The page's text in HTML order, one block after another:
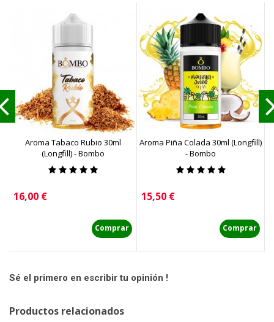
Aroma Tabaco Rubio 30ml
(Longfill) - Bombo
Precio
16,00 €
Comprar
Aroma Piña Colada 30ml (Longfill)
- Bombo
Precio
15,50 €
Comprar
Sé el primero en escribir tu opinión !
Productos relacionados